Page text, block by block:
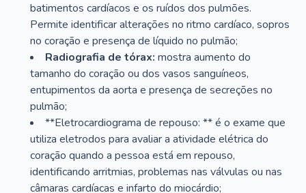
batimentos cardíacos e os ruídos dos pulmões.
Permite identificar alterações no ritmo cardíaco, sopros
no coração e presença de líquido no pulmão;
Radiografia de tórax: mostra aumento do
tamanho do coração ou dos vasos sanguíneos,
entupimentos da aorta e presença de secreções no
pulmão;
**Eletrocardiograma de repouso: ** é o exame que
utiliza eletrodos para avaliar a atividade elétrica do
coração quando a pessoa está em repouso,
identificando arritmias, problemas nas válvulas ou nas
câmaras cardíacas e infarto do miocárdio;